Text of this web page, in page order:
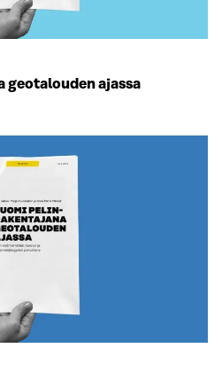
geotalouden ajassa